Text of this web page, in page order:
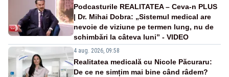
Podcasturile REALITATEA – Ceva-n PLUS
| Dr. Mihai Dobra: „Sistemul medical are
nevoie de viziune pe termen lung, nu de
schimbări la câteva luni” - VIDEO
4 aug. 2026, 09:58
Realitatea medicală cu Nicole Păcuraru:
De ce ne simțim mai bine când râdem?